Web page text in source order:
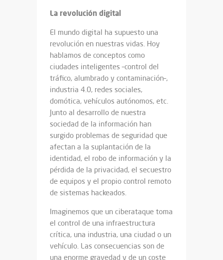
La revolución digital
El mundo digital ha supuesto una
revolución en nuestras vidas. Hoy
hablamos de conceptos como
ciudades inteligentes –control del
tráfico, alumbrado y contaminación–,
industria 4.0, redes sociales,
domótica, vehículos autónomos, etc.
Junto al desarrollo de nuestra
sociedad de la información han
surgido problemas de seguridad que
afectan a la suplantación de la
identidad, el robo de información y la
pérdida de la privacidad, el secuestro
de equipos y el propio control remoto
de sistemas hackeados.
Imaginemos que un ciberataque toma
el control de una infraestructura
crítica, una industria, una ciudad o un
vehículo. Las consecuencias son de
una enorme gravedad y de un coste